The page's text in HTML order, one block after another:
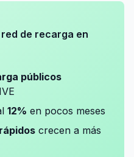
de recarga en
públicos
12% en pocos meses
crecen a más